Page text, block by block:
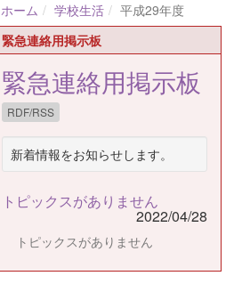
ホーム 学校生活
平成29年度
緊急連絡用掲示板
緊急連絡用掲示板
RDF/RSS
新着情報をお知らせします。
トピックスがありません
2022/04/28
トピックスがありません